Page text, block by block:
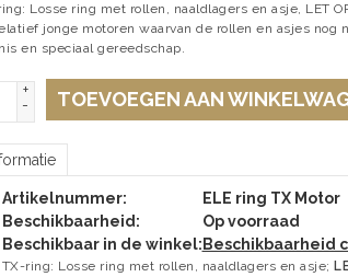
Losse ring met rollen, naaldlagers en asje, LET
jonge motoren waarvan de rollen en asjes nog
en speciaal gereedschap.
+
-
TOEVOEGEN AAN
Artikelnummer:
ELE ring TX Motor
Beschikbaarheid:
Op voorraad
Beschikbaar in de winkel: Beschikbaarheid
TX-ring: Losse ring met rollen, naaldlagers en asje;